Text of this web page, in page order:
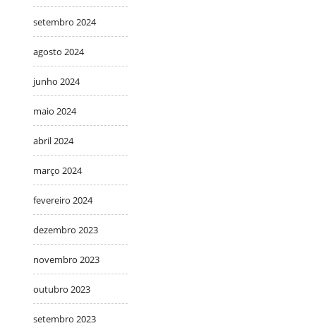
setembro 2024
agosto 2024
junho 2024
maio 2024
abril 2024
março 2024
fevereiro 2024
dezembro 2023
novembro 2023
outubro 2023
setembro 2023